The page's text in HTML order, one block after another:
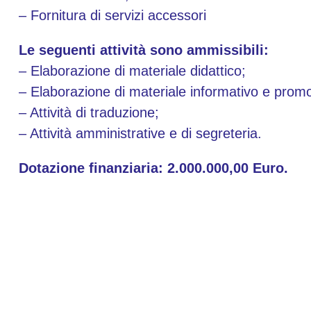
– Fornitura di servizi accessori
Le seguenti attività sono ammissibili:
– Elaborazione di materiale didattico;
– Elaborazione di materiale informativo e
– Attività di traduzione;
– Attività amministrative e di segreteria.
Dotazione finanziaria: 2.000.000,00 Euro.